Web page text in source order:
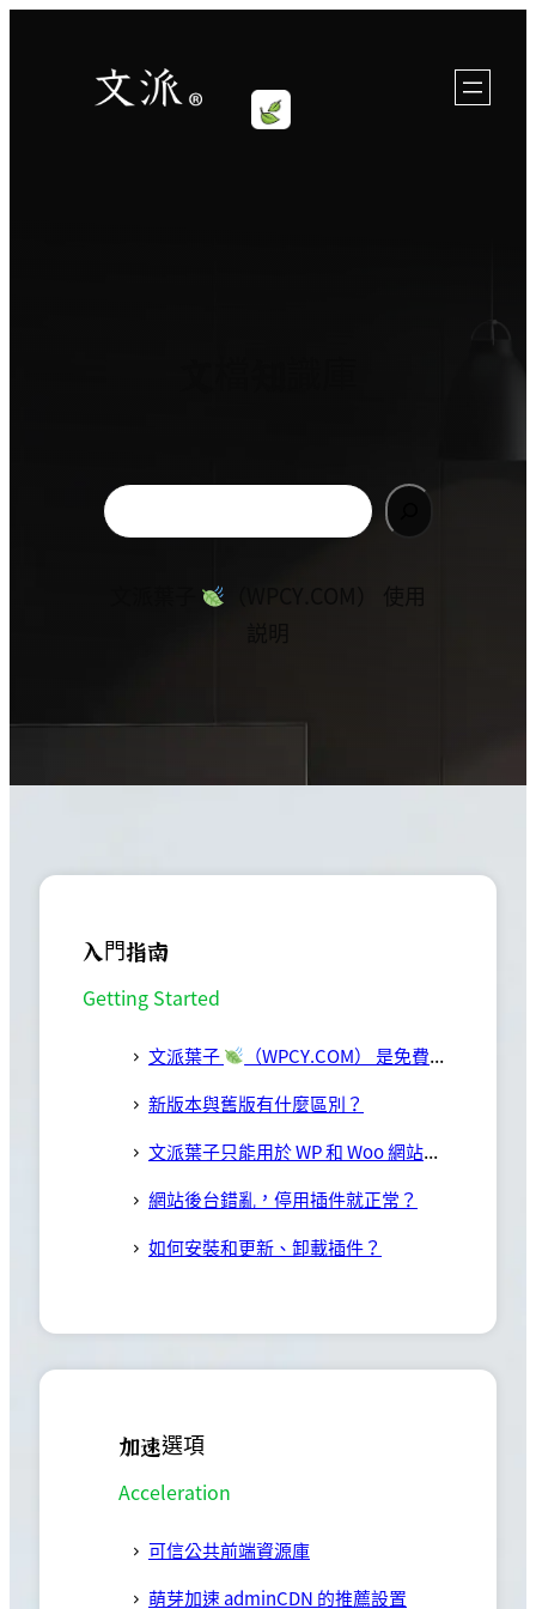
Search
入門指南
Getting Started
文派葉子 （WPCY.COM） 是免費的嗎？
新版本與舊版有什麼區別？
文派葉子只能用於 WP 和 Woo 網站嗎？
網站後台錯亂，停用插件就正常？
如何安裝和更新、卸載插件？
加速選項
Acceleration
可信公共前端資源庫
萌芽加速 adminCDN 的推薦設置